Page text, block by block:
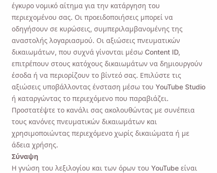
έγκυρο νομικό αίτημα για την κατάργηση του
περιεχομένου σας. Οι προειδοποιήσεις μπορεί να
οδηγήσουν σε κυρώσεις, συμπεριλαμβανομένης της
αναστολής λογαριασμού. Οι αξιώσεις πνευματικών
δικαιωμάτων, που συχνά γίνονται μέσω Content ID,
επιτρέπουν στους κατόχους δικαιωμάτων να δημιουργούν
έσοδα ή να περιορίζουν το βίντεό σας. Επιλύστε τις
αξιώσεις υποβάλλοντας ένσταση μέσω του YouTube Studio
ή καταργώντας το περιεχόμενο που παραβιάζει.
Προστατέψτε το κανάλι σας ακολουθώντας με συνέπεια
τους κανόνες πνευματικών δικαιωμάτων και
χρησιμοποιώντας περιεχόμενο χωρίς δικαιώματα ή με
άδεια χρήσης.
Σύναψη
Η γνώση του λεξιλογίου και των όρων του YouTube είναι